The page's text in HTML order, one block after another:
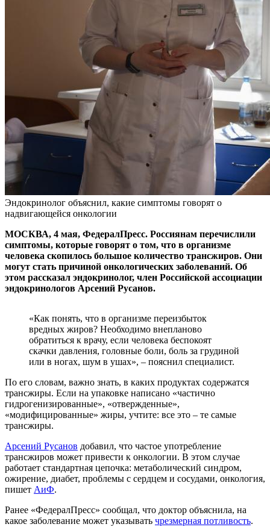
Эндокринолог объяснил, какие симптомы говорят о
надвигающейся онкологии
МОСКВА, 4 мая, ФедералПресс. Россиянам перечислили
симптомы, которые говорят о том, что в организме
человека скопилось большое количество трансжиров. Они
могут стать причиной онкологических заболеваний. Об
этом рассказал эндокринолог, член Российской ассоциации
эндокринологов Арсений Русанов.
«Как понять, что в организме переизбыток
вредных жиров? Необходимо внепланово
обратиться к врачу, если человека беспокоят
скачки давления, головные боли, боль за грудиной
или в ногах, шум в ушах», – пояснил специалист.
По его словам, важно знать, в каких продуктах содержатся
трансжиры. Если на упаковке написано «частично
гидрогенизированные», «отвержденные»,
«модифицированные» жиры, учтите: все это – те самые
трансжиры.
Арсений Русанов добавил, что частое употребление
трансжиров может привести к онкологии. В этом случае
работает стандартная цепочка: метаболический синдром,
ожирение, диабет, проблемы с сердцем и сосудами, онкология,
пишет АиФ.
Ранее «ФедералПресс» сообщал, что доктор объяснила, на
какое заболевание может указывать чрезмерная потливость.